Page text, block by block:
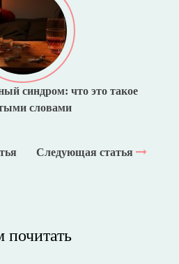
синдром: что это такое
словами
Следующая статья
почитать